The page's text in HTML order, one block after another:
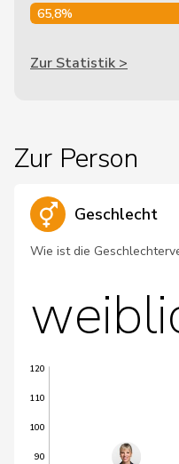
65,8%
Zur Statistik >
Zur Person
Geschlecht
Wie ist die
90
100
110
120